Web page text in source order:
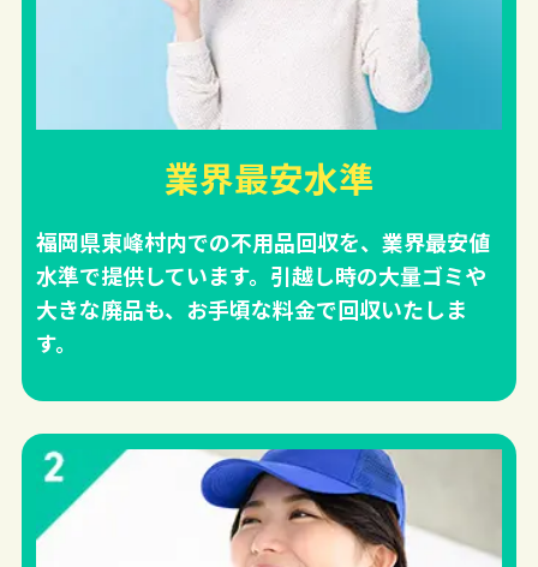
業界最安水準
福岡県東峰村内での不用品回収を、業界最安値
水準で提供しています。引越し時の大量ゴミや
大きな廃品も、お手頃な料金で回収いたしま
す。